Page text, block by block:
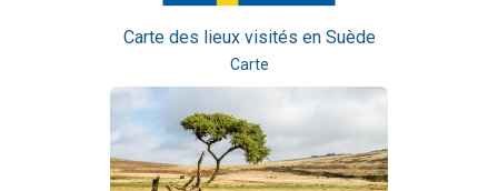
Carte des lieux visités en Suède
Carte